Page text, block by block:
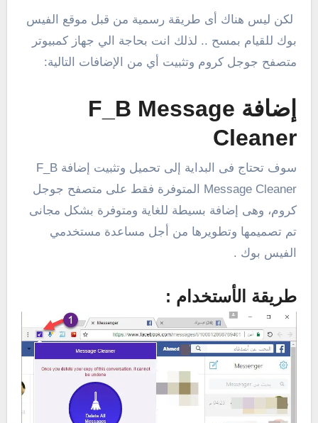
لكن ليس هناك أى طريقة رسمية من قبل موقع الفيس
بوك للقيام بمسح .. لذلك انت بحاجة الي جهاز كمبيوتر
متصفح جوجل كروم وتثبيت أي من الإضافات التالية:
إضافة F_B Message
Cleaner
سوف تحتاج فى البداية إلى تحميل وتثبيت إضافة F_B
Message Cleaner المتوفرة فقط على متصفح جوجل
كروم، وهى إضافة بسيطة للغاية ومتوفرة بشكل مجانى
تم تصميمها وتطويرها من أجل مساعدة مستخدمي
الفيس بوك .
طريقة الأستخدام :